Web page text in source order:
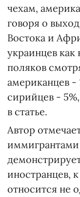
чехам,
говоря о
Востока и
украинцев
поляков
американцев -
сирийцев -
в статье.
Автор
иммигрантами
иностранцев,
относится не